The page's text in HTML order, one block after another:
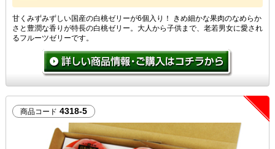
甘くみずみずしい国産の白桃ゼリーが6個入り！ きめ細かな果肉のなめらか
さと豊潤な香りが特長の白桃ゼリー。大人から子供まで、老若男女に愛され
るフルーツゼリーです。
商品コード 4318-5